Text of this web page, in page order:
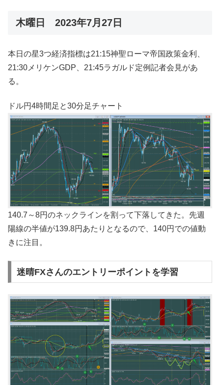
木曜日 2023年7月27日
本日の星3つ経済指標は21:15神聖ローマ帝国政策金利、
21:30メリケンGDP、21:45ラガルド定例記者会見があ
る。
ドル円4時間足と30分足チャート
140.7～8円のネックラインを割って下落してきた。先週
陽線の半値が139.8円あたりとなるので、140円での値動
きに注目。
迷晴FXさんのエントリーポイントを学習